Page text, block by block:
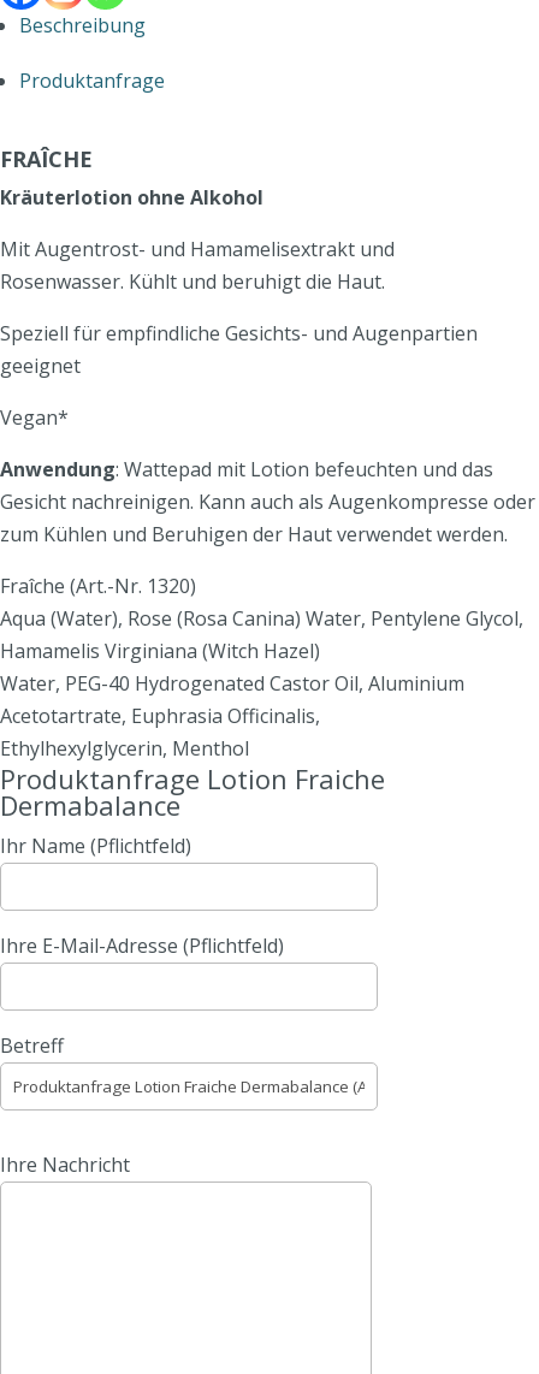
Beschreibung
Produktanfrage
FRAÎCHE
Kräuterlotion ohne Alkohol
Mit Augentrost- und Hamamelisextrakt und
Rosenwasser. Kühlt und beruhigt die Haut.
Speziell für empfindliche Gesichts- und Augenpartien
geeignet
Vegan*
Anwendung: Wattepad mit Lotion befeuchten und das
Gesicht nachreinigen. Kann auch als Augenkompresse oder
zum Kühlen und Beruhigen der Haut verwendet werden.
Fraîche (Art.-Nr. 1320)
Aqua (Water), Rose (Rosa Canina) Water, Pentylene Glycol,
Hamamelis Virginiana (Witch Hazel)
Water, PEG-40 Hydrogenated Castor Oil, Aluminium
Acetotartrate, Euphrasia Officinalis,
Ethylhexylglycerin, Menthol
Produktanfrage Lotion Fraiche
Dermabalance
Ihr Name (Pflichtfeld)
Ihre E-Mail-Adresse (Pflichtfeld)
Betreff
Bitte lasse dieses Feld leer.
Ihre Nachricht